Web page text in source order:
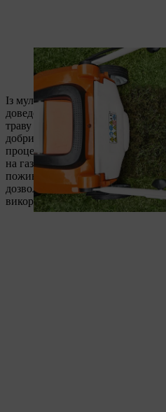
Із мульчувальною
доведеться очищувати кошик
траву та підживлювати газон.
добривом. Під час мульчування
процес - скошені стебла
на газон, тепер уже в якості
поживних речовин. Окрім
дозволяє Вам заощаджувати час
використовувати Ваш сад для